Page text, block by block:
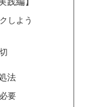
しよう
法
要